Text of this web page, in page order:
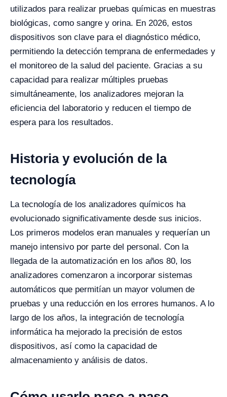
utilizados para realizar pruebas químicas en muestras
biológicas, como sangre y orina. En 2026, estos
dispositivos son clave para el diagnóstico médico,
permitiendo la detección temprana de enfermedades y
el monitoreo de la salud del paciente. Gracias a su
capacidad para realizar múltiples pruebas
simultáneamente, los analizadores mejoran la
eficiencia del laboratorio y reducen el tiempo de
espera para los resultados.
Historia y evolución de la
tecnología
La tecnología de los analizadores químicos ha
evolucionado significativamente desde sus inicios.
Los primeros modelos eran manuales y requerían un
manejo intensivo por parte del personal. Con la
llegada de la automatización en los años 80, los
analizadores comenzaron a incorporar sistemas
automáticos que permitían un mayor volumen de
pruebas y una reducción en los errores humanos. A lo
largo de los años, la integración de tecnología
informática ha mejorado la precisión de estos
dispositivos, así como la capacidad de
almacenamiento y análisis de datos.